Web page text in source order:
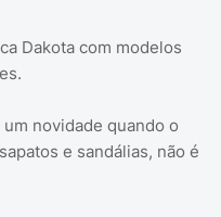
Dakota com modelos
novidade quando o
e sandálias, não é